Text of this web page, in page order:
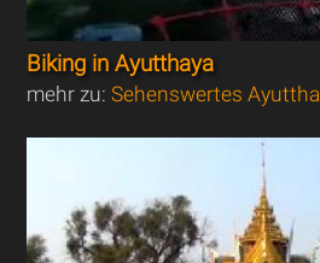
Biking in Ayutthaya
mehr zu:Sehenswertes